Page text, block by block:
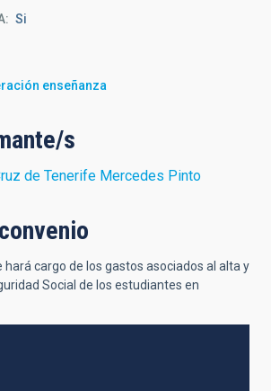
Si
enseñanza
s
de Tenerife Mercedes Pinto
hará cargo de los gastos asociados al alta y
Social de los estudiantes en